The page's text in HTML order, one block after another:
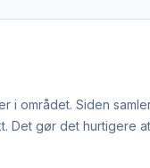
i området. Siden
Det gør det hurtigere